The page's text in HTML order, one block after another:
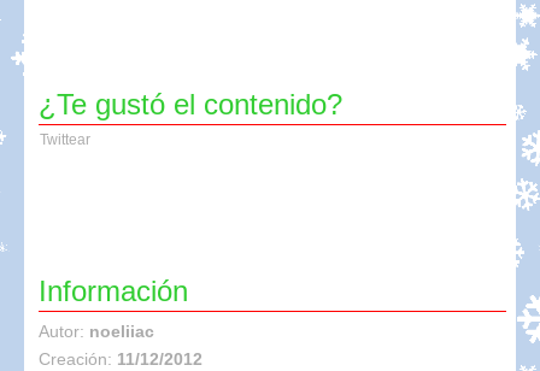
¿Te gustó el contenido?
Twittear
Información
Autor: noeliiac
Creación: 11/12/2012